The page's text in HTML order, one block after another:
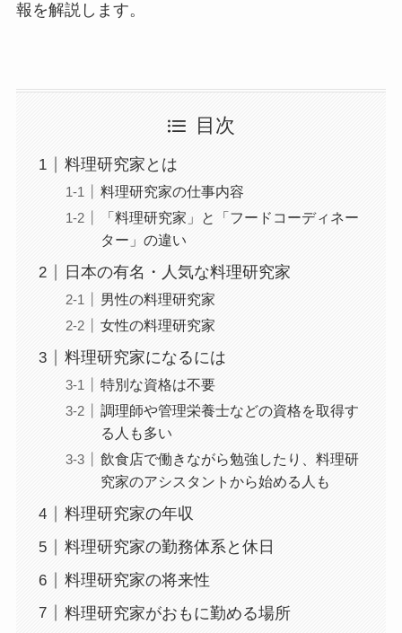
報を解説します。
目次
料理研究家とは
料理研究家の仕事内容
「料理研究家」と「フードコーディネー
ター」の違い
日本の有名・人気な料理研究家
男性の料理研究家
女性の料理研究家
料理研究家になるには
特別な資格は不要
調理師や管理栄養士などの資格を取得す
る人も多い
飲食店で働きながら勉強したり、料理研
究家のアシスタントから始める人も
料理研究家の年収
料理研究家の勤務体系と休日
料理研究家の将来性
料理研究家がおもに勤める場所